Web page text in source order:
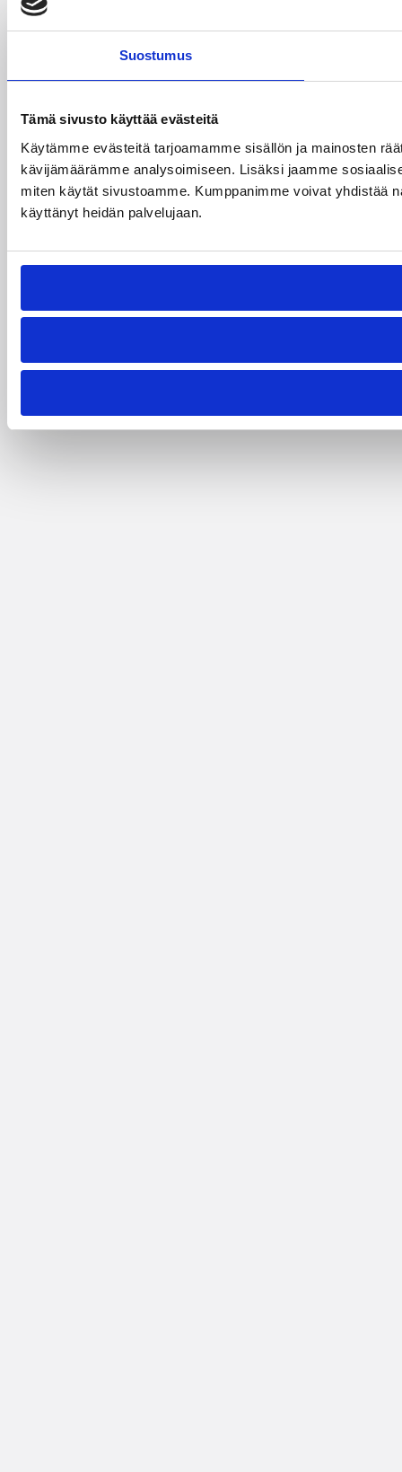
Suostumus
Tämä sivusto käyttää evästeitä
Käytämme evästeitä tarjoamamme sisällön ja mainosten
kävijämäärämme analysoimiseen. Lisäksi jaamme
miten käytät sivustoamme. Kumppanimme voivat yhdistää
käyttänyt heidän palvelujaan.